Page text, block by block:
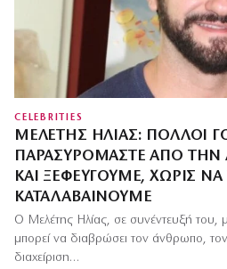
CELEBRITIES
ΜΕΛΈΤΗΣ ΗΛΊΑΣ: ΠΟΛΛΟΊ
ΠΑΡΑΣΥΡΌΜΑΣΤΕ ΑΠΌ ΤΗΝ
ΚΑΙ ΞΕΦΕΎΓΟΥΜΕ, ΧΩΡΊΣ ΝΑ
ΚΑΤΑΛΑΒΑΊΝΟΥΜΕ
Ο Μελέτης Ηλίας, σε συνέντευξή του,
μπορεί να διαβρώσει τον άνθρωπο,
διαχείριση…